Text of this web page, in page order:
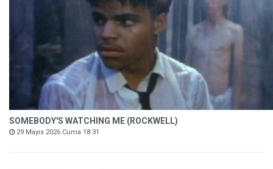
SOMEBODY'S WATCHING ME (ROCKWELL)
29 Mayıs 2026 Cuma 18:31